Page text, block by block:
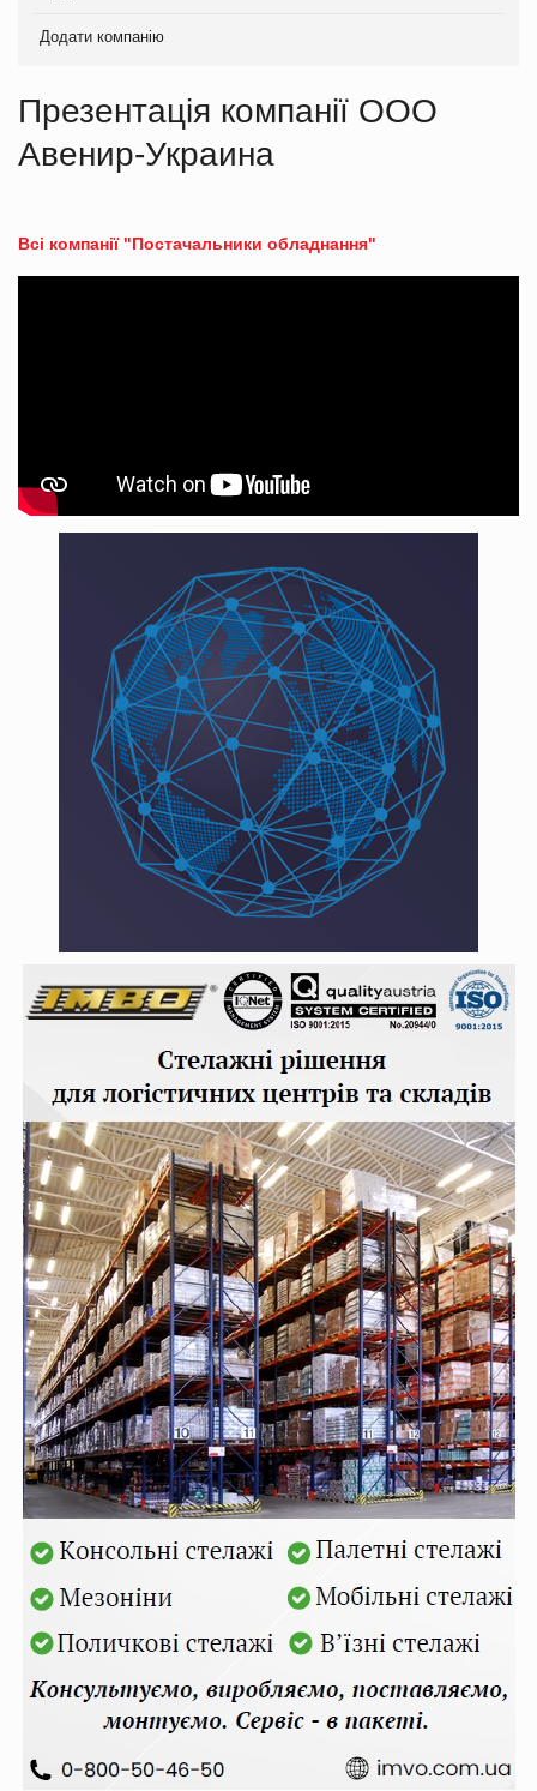
Додати компанію
Презентація компанії ООО
Авенир-Украина
Всі компанії "Постачальники обладнання"